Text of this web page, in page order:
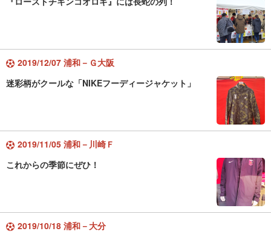
2019/12/07 浦和－Ｇ大阪
迷彩柄がクールな「NIKEフーディージャケット」
2019/11/05 浦和－川崎Ｆ
これからの季節にぜひ！
2019/10/18 浦和－大分